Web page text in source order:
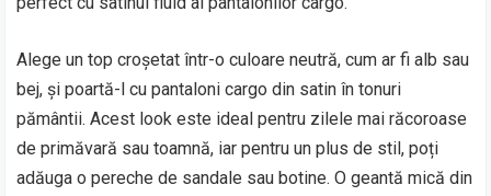
Alege un top croșetat într-o culoare neutră, cum ar fi alb sau
bej, și poartă-l cu pantaloni cargo din satin în tonuri
pământii. Acest look este ideal pentru zilele mai răcoroase
de primăvară sau toamnă, iar pentru un plus de stil, poți
adăuga o pereche de sandale sau botine. O geantă mică din